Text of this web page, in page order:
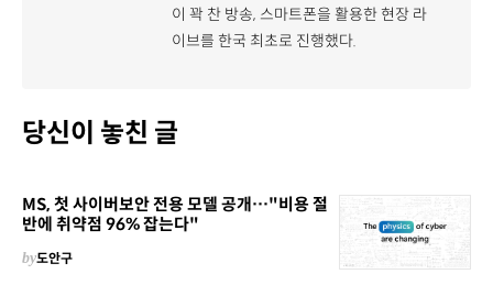
이 꽉 찬 방송, 스마트폰을 활용한 현장 라
이브를 한국 최초로 진행했다.
당신이 놓친 글
MS, 첫 사이버보안 전용 모델 공개…"비용 절
반에 취약점 96% 잡는다"
by도안구